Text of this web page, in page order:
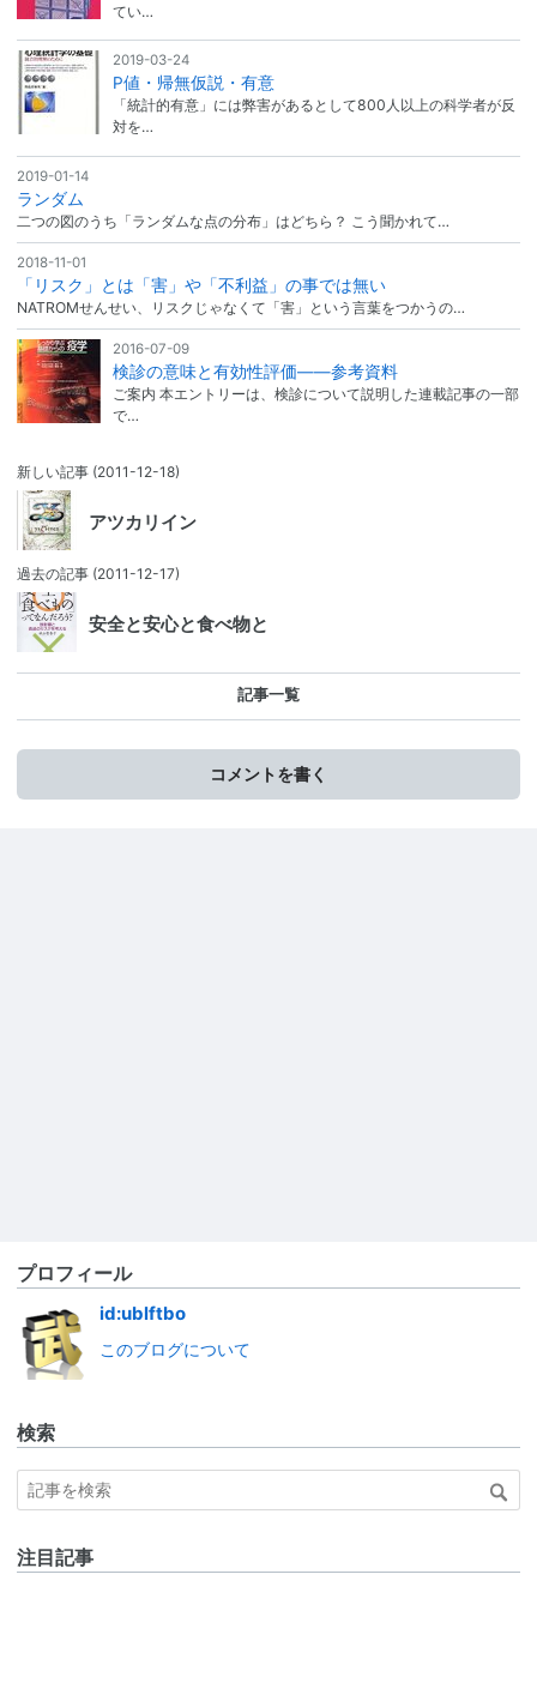
てい…
2019-03-24
P値・帰無仮説・有意
「統計的有意」には弊害があるとして800人以上の科学者が反
対を…
2019-01-14
ランダム
二つの図のうち「ランダムな点の分布」はどちら？ こう聞かれて…
2018-11-01
「リスク」とは「害」や「不利益」の事では無い
NATROMせんせい、リスクじゃなくて「害」という言葉をつかうの…
2016-07-09
検診の意味と有効性評価――参考資料
ご案内 本エントリーは、検診について説明した連載記事の一部
で…
新しい記事 (2011-12-18)
アツカリイン
過去の記事 (2011-12-17)
安全と安心と食べ物と
記事一覧
コメントを書く
プロフィール
id:ublftbo
このブログについて
検索
注目記事